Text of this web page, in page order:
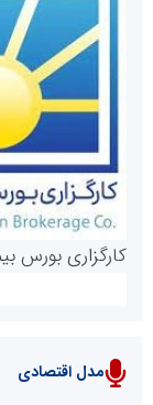
روابط عمومی
پایگاه خبری
کارگزاری بورس
مدل اقتصادی